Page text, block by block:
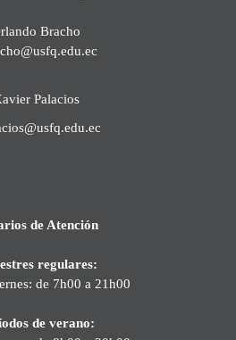
Bracho
Palacios
de Atención
regulares:
de 7h00 a 21h00
de verano: